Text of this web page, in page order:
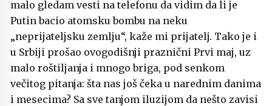
malo gledam vesti na telefonu da vidim da li je
Putin bacio atomsku bombu na neku
„neprijateljsku zemlju“, kaže mi prijatelj. Tako je i
u Srbiji prošao ovogodišnji praznični Prvi maj, uz
malo roštiljanja i mnogo briga, pod senkom
večitog pitanja: šta nas još čeka u narednim danima
i mesecima? Sa sve tanjom iluzijom da nešto zavisi